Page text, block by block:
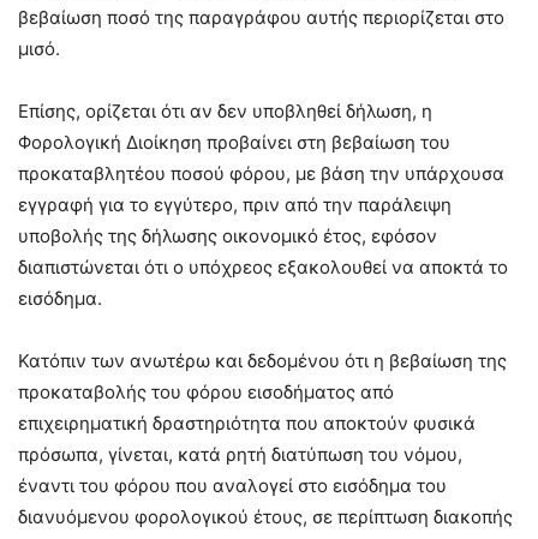
βεβαίωση ποσό της παραγράφου αυτής περιορίζεται στο
μισό.
Επίσης, ορίζεται ότι αν δεν υποβληθεί δήλωση, η
Φορολογική Διοίκηση προβαίνει στη βεβαίωση του
προκαταβλητέου ποσού φόρου, με βάση την υπάρχουσα
εγγραφή για το εγγύτερο, πριν από την παράλειψη
υποβολής της δήλωσης οικονομικό έτος, εφόσον
διαπιστώνεται ότι ο υπόχρεος εξακολουθεί να αποκτά το
εισόδημα.
Κατόπιν των ανωτέρω και δεδομένου ότι η βεβαίωση της
προκαταβολής του φόρου εισοδήματος από
επιχειρηματική δραστηριότητα που αποκτούν φυσικά
πρόσωπα, γίνεται, κατά ρητή διατύπωση του νόμου,
έναντι του φόρου που αναλογεί στο εισόδημα του
διανυόμενου φορολογικού έτους, σε περίπτωση διακοπής